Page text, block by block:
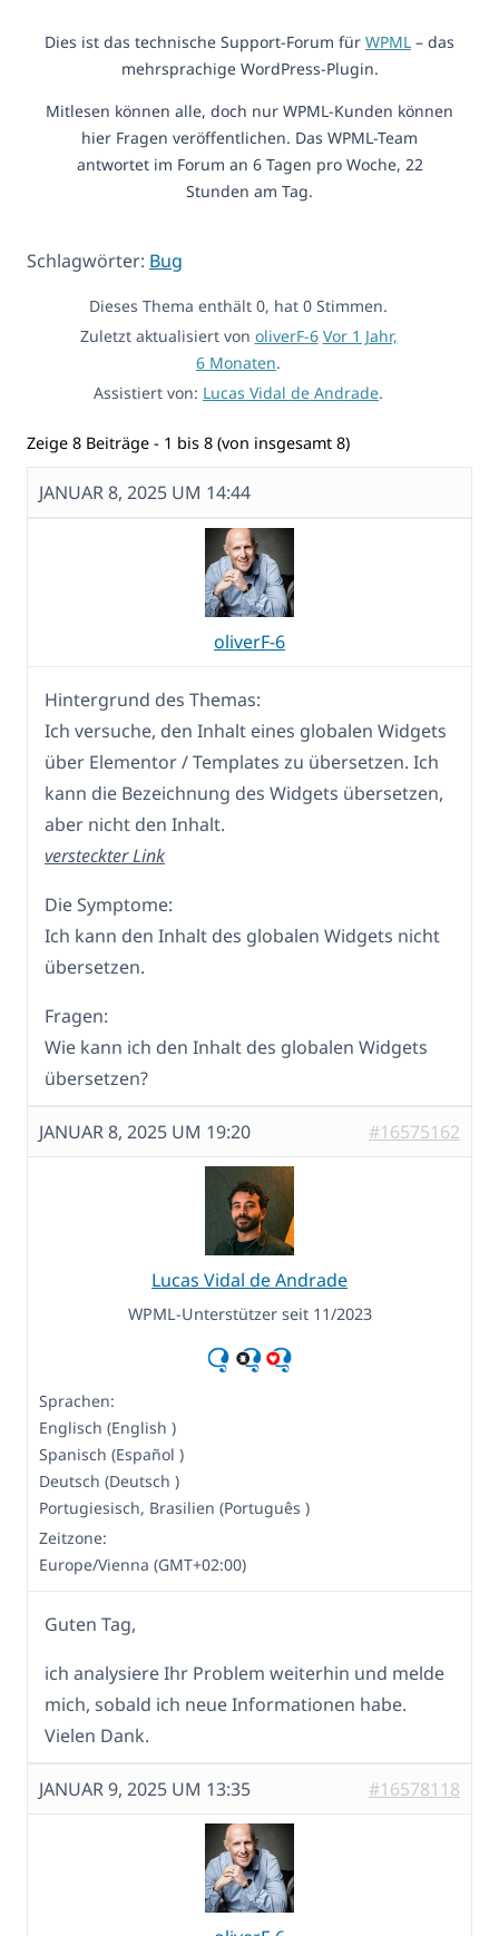
Dies ist das technische Support-Forum für WPML – das
mehrsprachige WordPress-Plugin.
Mitlesen können alle, doch nur WPML-Kunden können
hier Fragen veröffentlichen. Das WPML-Team
antwortet im Forum an 6 Tagen pro Woche, 22
Stunden am Tag.
Schlagwörter: Bug
Dieses Thema enthält 0, hat 0 Stimmen.
Zuletzt aktualisiert von oliverF-6 Vor 1 Jahr,
6 Monaten.
Assistiert von: Lucas Vidal de Andrade.
Zeige 8 Beiträge - 1 bis 8 (von insgesamt 8)
JANUAR 8, 2025 UM 14:44
oliverF-6
Hintergrund des Themas:
Ich versuche, den Inhalt eines globalen Widgets
über Elementor / Templates zu übersetzen. Ich
kann die Bezeichnung des Widgets übersetzen,
aber nicht den Inhalt.
versteckter Link
Die Symptome:
Ich kann den Inhalt des globalen Widgets nicht
übersetzen.
Fragen:
Wie kann ich den Inhalt des globalen Widgets
übersetzen?
JANUAR 8, 2025 UM 19:20 #16575162
Lucas Vidal de Andrade
WPML-Unterstützer seit 11/2023
Sprachen:
Englisch (English )
Spanisch (Español )
Deutsch (Deutsch )
Portugiesisch, Brasilien (Português )
Zeitzone:
Europe/Vienna (GMT+02:00)
Guten Tag,
ich analysiere Ihr Problem weiterhin und melde
mich, sobald ich neue Informationen habe.
Vielen Dank.
JANUAR 9, 2025 UM 13:35 #16578118